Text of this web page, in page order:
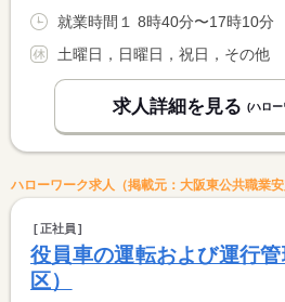
就業時間１ 8時40分〜17時10分
土曜日，日曜日，祝日，その他
求人詳細を見る (ハロ
ハローワーク求人（掲載元：大阪東公共職業安
正社員
役員車の運転および運行
区）